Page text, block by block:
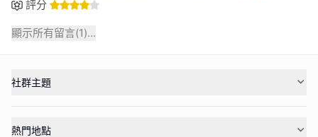
評分
顯示所有留言(1)...
社群主題
熱門地點